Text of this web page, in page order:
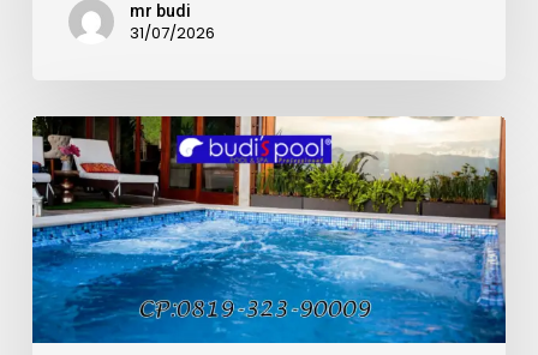
mr budi
31/07/2026
Mosaic
Kaca
Recycle
pada
Kolam
Renang